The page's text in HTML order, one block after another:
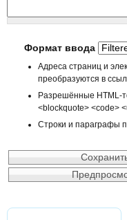
Формат ввода
Адреса страниц и
преобразуются в
Разрешённые HTML-
<blockquote> <code>
Строки и параграфы